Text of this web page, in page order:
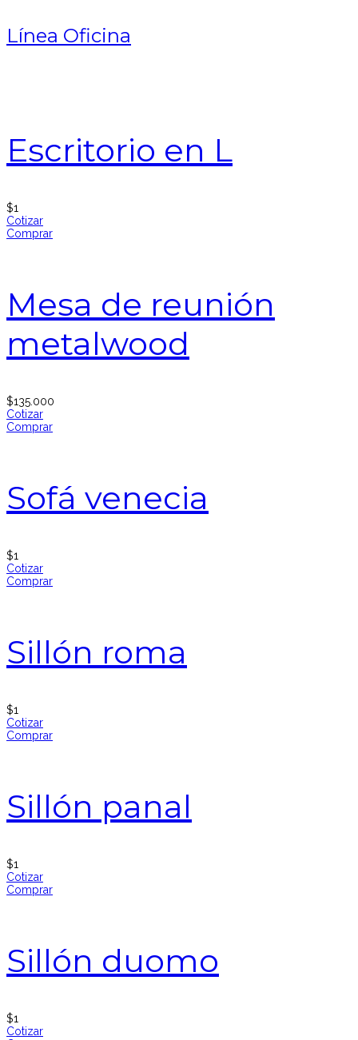
Línea Oficina
Escritorio en L
$1
Cotizar
Comprar
Mesa de reunión
metalwood
$135.000
Cotizar
Comprar
Sofá venecia
$1
Cotizar
Comprar
Sillón roma
$1
Cotizar
Comprar
Sillón panal
$1
Cotizar
Comprar
Sillón duomo
$1
Cotizar